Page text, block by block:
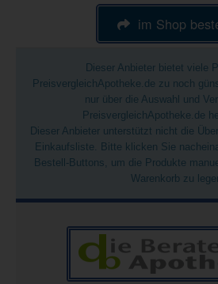
im Shop
Dieser Anbieter bietet viele
PreisvergleichApotheke.de zu noch
nur über die Auswahl und
PreisvergleichApotheke.de
Dieser Anbieter unterstützt nicht die
Einkaufsliste. Bitte klicken Sie
Bestell-Buttons, um die Produkte
Warenkorb zu